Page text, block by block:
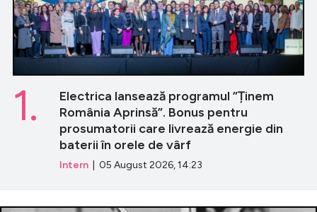
Electrica lansează programul ”Ținem
România Aprinsă”. Bonus pentru
prosumatorii care livrează energie din
baterii în orele de vârf
Intern | 05 August 2026, 14:23
1.